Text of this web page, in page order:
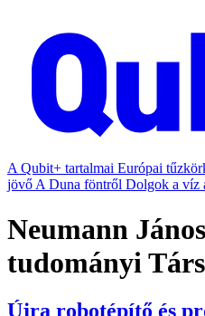
A Qubit+ tartalmai Európai
jövő A Duna föntről Dolgok a víz
Neumann
tudományi
Újra robotépítő és